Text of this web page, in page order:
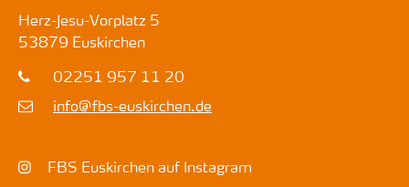
Herz-Jesu-Vorplatz 5
53879 Euskirchen
02251 957 11 20
info@fbs-euskirchen.de
FBS Euskirchen auf Instagram